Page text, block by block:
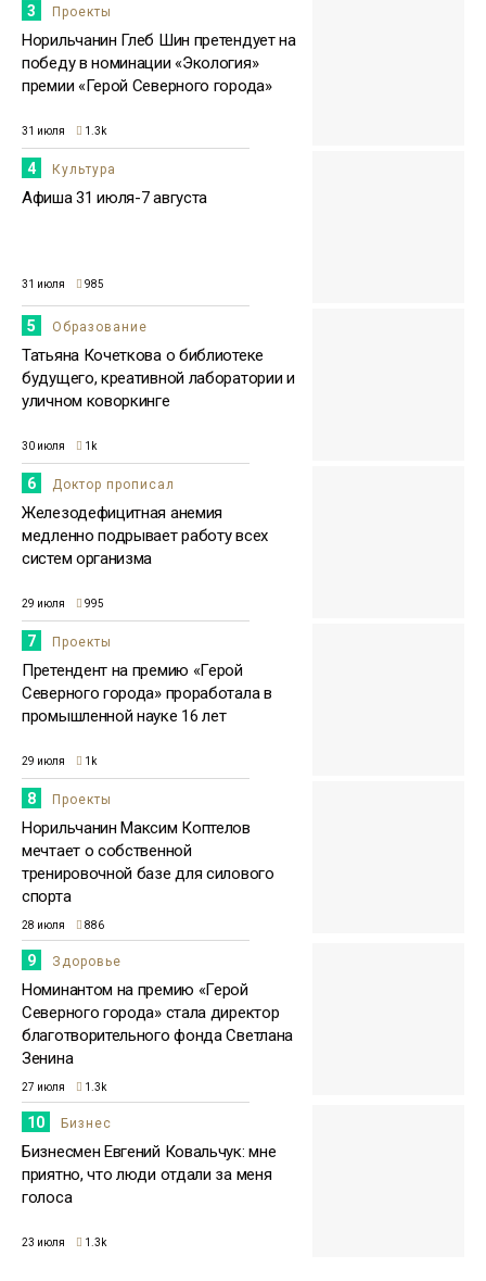
3 Проекты
Норильчанин Глеб Шин претендует на
победу в номинации «Экология»
премии «Герой Северного города»
31 июля 1.3k
4 Культура
Афиша 31 июля-7 августа
31 июля 985
5 Образование
Татьяна Кочеткова о библиотеке
будущего, креативной лаборатории и
уличном коворкинге
30 июля 1k
6 Доктор прописал
Железодефицитная анемия
медленно подрывает работу всех
систем организма
29 июля 995
7 Проекты
Претендент на премию «Герой
Северного города» проработала в
промышленной науке 16 лет
29 июля 1k
8 Проекты
Норильчанин Максим Коптелов
мечтает о собственной
тренировочной базе для силового
спорта
28 июля 886
9 Здоровье
Номинантом на премию «Герой
Северного города» стала директор
благотворительного фонда Светлана
Зенина
27 июля 1.3k
10 Бизнес
Бизнесмен Евгений Ковальчук: мне
приятно, что люди отдали за меня
голоса
23 июля 1.3k